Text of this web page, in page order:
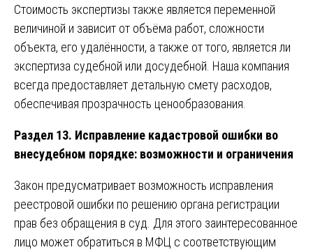
Стоимость экспертизы также является переменной
величиной и зависит от объёма работ, сложности
объекта, его удалённости, а также от того, является ли
экспертиза судебной или досудебной. Наша компания
всегда предоставляет детальную смету расходов,
обеспечивая прозрачность ценообразования.
Раздел 13. Исправление кадастровой ошибки во
внесудебном порядке: возможности и ограничения
Закон предусматривает возможность исправления
реестровой ошибки по решению органа регистрации
прав без обращения в суд. Для этого заинтересованное
лицо может обратиться в МФЦ с соответствующим